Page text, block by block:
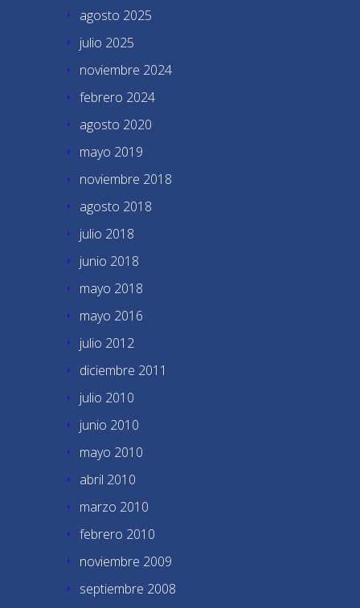
agosto 2025
julio 2025
noviembre 2024
febrero 2024
agosto 2020
mayo 2019
noviembre 2018
agosto 2018
julio 2018
junio 2018
mayo 2018
mayo 2016
julio 2012
diciembre 2011
julio 2010
junio 2010
mayo 2010
abril 2010
marzo 2010
febrero 2010
noviembre 2009
septiembre 2008